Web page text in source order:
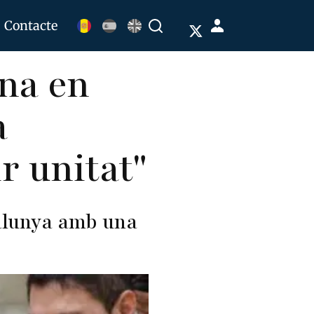
Contacte BuscarMenú
de
en
unitat"
amb una